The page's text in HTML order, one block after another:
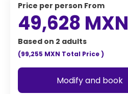
price per person From
49,628 MXN
Based on 2 adults
(99,255 MXN Total Price)
Modify and book